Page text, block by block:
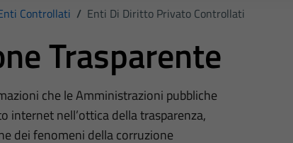
Controllati / Enti Di Diritto Privato Controllati
Trasparente
che le Amministrazioni pubbliche
internet nell’ottica della trasparenza,
dei fenomeni della corruzione